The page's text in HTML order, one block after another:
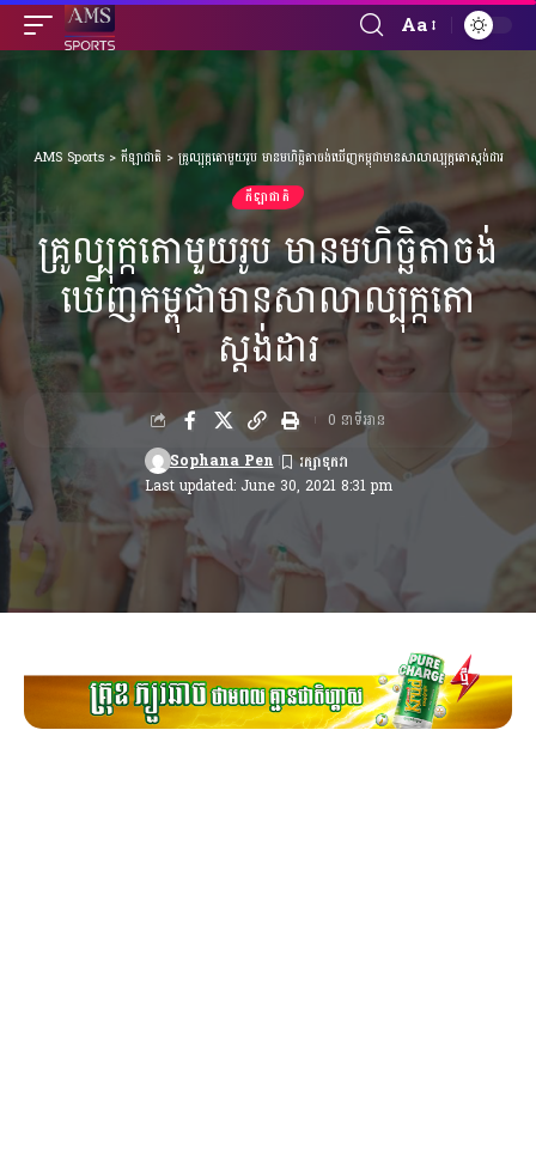
Font
Resizer
Aa
AMS Sports> កីឡាជាតិ> គ្រូល្បុក្កតោមួយរូប មានមហិច្ឆិតាចង់ឃើញកម្ពុជាមានសាលាល្បុក្កតោស្តង់ដារ
កីឡាជាតិ
គ្រូល្បុក្កតោមួយរូប មានមហិច្ឆិតាចង់
ឃើញកម្ពុជាមានសាលាល្បុក្កតោ
ស្តង់ដារ
Last updated: June 30, 2021 8:31 pm
Sophana Pen
0 នាទីអាន